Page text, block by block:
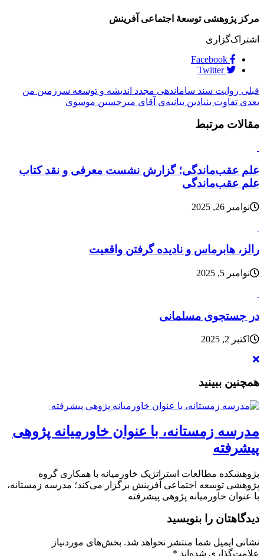
مرکز پژوهشی توسعۀ اجتماعی آفرینش
اشتراک‌گزاری
Facebook
Twitter
قبلی روایت سند ساماندهی مجدد اندیشه و توسعه سرزمین من
بعدی تفاوت بنیادین بیانیه‌ی آقای میرحسین موسوی
مقالات مرتبط
علم عقب‌ماندگی؛ گزارش نشست معرفی و نقد کتاب
علم عقب‌ماندگی
نوامبر 26, 2025
رالز، هابرماس و نادیده گرفتن واقعیت
نوامبر 5, 2025
در جستجوی مسلمانی
اکتبر 2, 2025
همچنین ببینید
مدرسه زمستانه، با عنوان خاورمیانه پژوهی
پیشرفته
پژوهشکده مطالعات استراتژیک خاورمیانه با همکاری گروه
پژوهشی توسعه اجتماعی آفرینش برگزار می‌کند؛ مدرسه زمستانه،
با عنوان خاورمیانه پژوهی پیشرفته
دیدگاهتان را بنویسید
نشانی ایمیل شما منتشر نخواهد شد. بخش‌های موردنیاز
علامت‌گذاری شده‌اند *